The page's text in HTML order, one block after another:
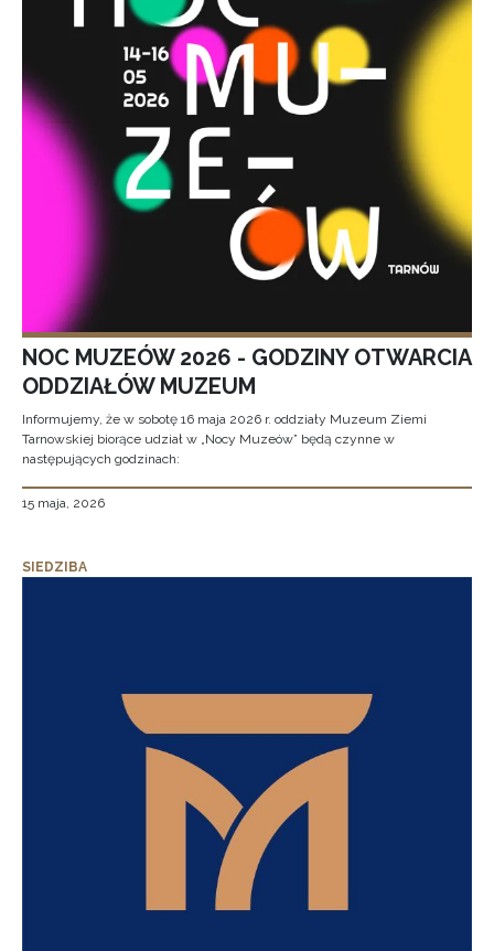
NOC MUZEÓW 2026 - GODZINY OTWARCIA
ODDZIAŁÓW MUZEUM
Informujemy, że w sobotę 16 maja 2026 r. oddziały Muzeum Ziemi
Tarnowskiej biorące udział w „Nocy Muzeów” będą czynne w
następujących godzinach:
15 maja, 2026
SIEDZIBA